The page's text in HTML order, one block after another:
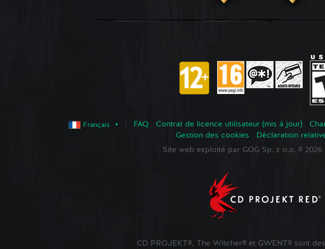
Français FAQ Contrat de licence utilisateur (mis à jour)
Gestion des cookies
Déclaration
Site web exploité par GOG Sp. z o.o. © 2026
CD PROJEKT®, The Witcher® et GWENT® sont